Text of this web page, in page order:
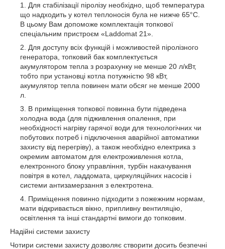
Для стабілізації піролізу необхідно, щоб температура
що надходить у котел теплоносія була не нижче 65°С.
В цьому Вам допоможе комплектація топкової
спеціальним пристроєм «Laddomat 21».
Для доступу всіх функцій і можливостей піролізного
генератора, топковий бак комплектується
акумулятором тепла з розрахунку не менше 20 л/кВт,
тобто при установці котла потужністю 98 кВт,
акумулятор тепла повинен мати обсяг не менше 2000
л.
В приміщення топкової повинна бути підведена
холодна вода (для підживлення опалення, при
необхідності нагріву гарячої води для технологічних чи
побутових потреб і підключення аварійної автоматики
захисту від перегріву), а також необхідно електрика з
окремим автоматом для електроживлення котла,
електронного блоку управління, турбін накачування
повітря в котел, ладдомата, циркуляційних насосів і
системи антизамерзання з електротена.
Приміщення повинно підходити з пожежним нормам,
мати відкривається вікно, припливну вентиляцію,
освітлення та інші стандартні вимоги до топковим.
Надійні системи захисту
Чотири системи захисту дозволяє створити досить безпечні